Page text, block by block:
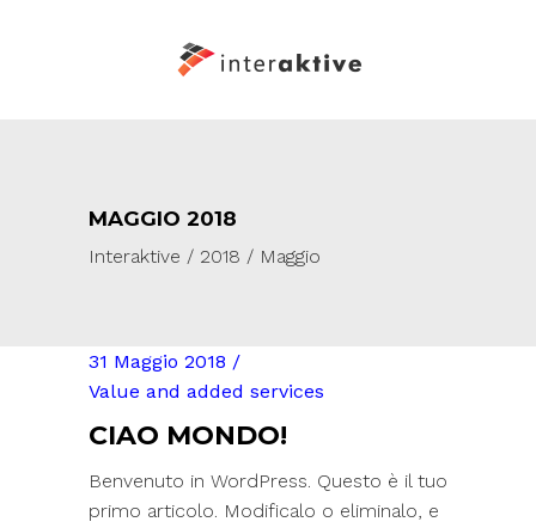
MAGGIO 2018
Interaktive / 2018 / Maggio
31 Maggio 2018
Value and added services
CIAO MONDO!
Benvenuto in WordPress. Questo è il tuo
primo articolo. Modificalo o eliminalo, e